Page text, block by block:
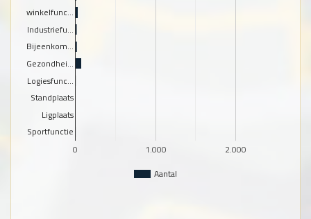
Aantal
0 1.000 2.000
winkelfunc…
Industriefu…
Bijeenkom…
Gezondhei…
Logiesfunc…
Standplaats
Ligplaats
Sportfunctie